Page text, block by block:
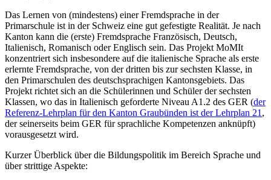
Das Lernen von (mindestens) einer Fremdsprache in der
Primarschule ist in der Schweiz eine gut gefestigte Realität. Je nach
Kanton kann die (erste) Fremdsprache Französisch, Deutsch,
Italienisch, Romanisch oder Englisch sein. Das Projekt MoMIt
konzentriert sich insbesondere auf die italienische Sprache als erste
erlernte Fremdsprache, von der dritten bis zur sechsten Klasse, in
den Primarschulen des deutschsprachigen Kantonsgebiets. Das
Projekt richtet sich an die Schülerinnen und Schüler der sechsten
Klassen, wo das in Italienisch geforderte Niveau A1.2 des GER (der
Referenz-Lehrplan für den Kanton Graubünden ist der Lehrplan 21 ,
der seinerseits beim GER für sprachliche Kompetenzen anknüpft)
vorausgesetzt wird.
Kurzer Überblick über die Bildungspolitik im Bereich Sprache und
über strittige Aspekte: